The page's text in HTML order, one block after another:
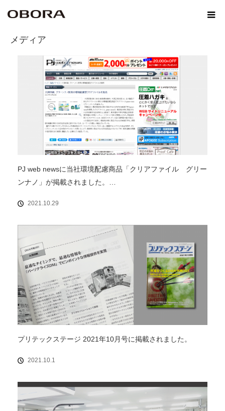
メディア
メディア
PJ web newsに当社環境配慮商品「クリアファイル グリー
ンナノ」が掲載されました。…
2021.10.29
プリテックステージ 2021年10月号に掲載されました。
2021.10.1